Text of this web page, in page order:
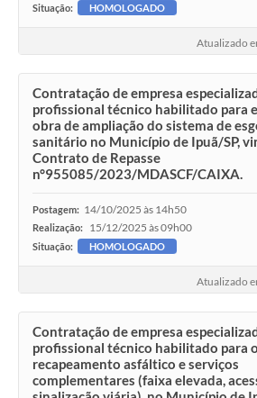
Situação: HOMOLOGADO
Atualizado
Contratação de empresa
profissional técnico habilitado para
obra de ampliação do sistema de
sanitário no Município de Ipuã/SP,
Contrato de Repasse
n°955085/2023/MDASCF/CAIXA.
Postagem: 14/10/2025 às 14h50
Realização: 15/12/2025 às 09h00
Situação: HOMOLOGADO
Atualizado
Contratação de empresa
profissional técnico habilitado para
recapeamento asfáltico e serviços
complementares (faixa elevada,